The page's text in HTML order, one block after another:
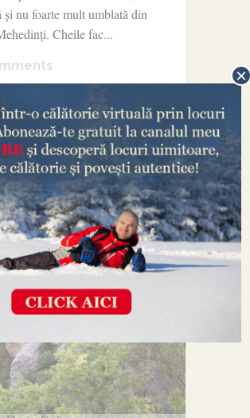
și nu foarte mult umblată din
Cheile fac...
×